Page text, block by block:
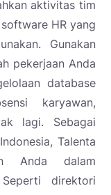
aktivitas tim
HR yang
Gunakan
pekerjaan Anda
database
karyawan,
lagi. Sebagai
Talenta
Anda dalam
direktori